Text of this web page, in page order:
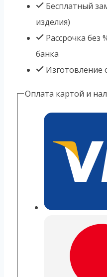
Бесплатный
изделия)
Рассрочка без
банка
Изготовление
Оплата картой и